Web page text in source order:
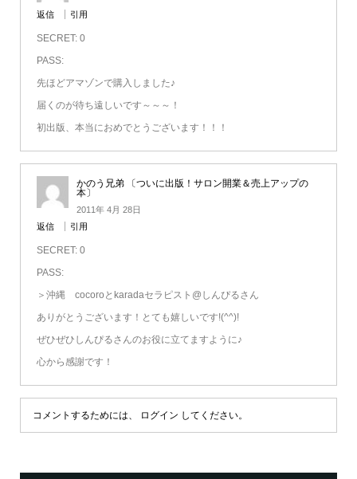
返信 引用
SECRET: 0
PASS:
先ほどアマゾンで購入しました♪
届くのが待ち遠しいです～～～！
初出版、本当におめでとうございます！！！
かのう兄弟 〔ついに出版！サロン開業＆売上アップの
本〕
2011年 4月 28日
返信
引用
SECRET: 0
PASS:
＞沖縄 cocoroとkaradaセラピスト@しんぴるさん
ありがとうございます！とても嬉しいです!(^^)!
ぜひぜひしんぴるさんのお役に立てますように♪
心から感謝です！
コメントするためには、 ログイン してください。